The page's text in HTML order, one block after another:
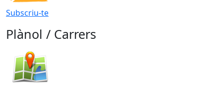
Subscriu-te
Plànol / Carrers